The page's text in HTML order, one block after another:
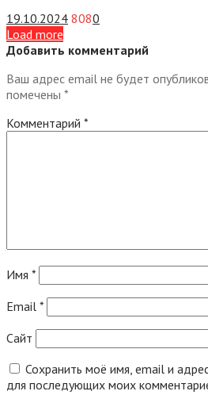
19.10.2024 8080
Load more
Добавить комментарий
Ваш адрес email не будет
помечены *
Комментарий *
Имя *
Email *
Сайт
Сохранить моё имя, email и
для последующих моих